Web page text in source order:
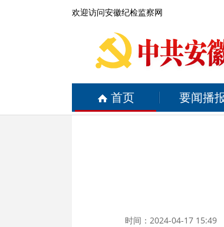
欢迎访问安徽纪检监察网
首页 要闻播
时间：2024-04-17 15:49